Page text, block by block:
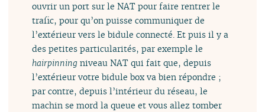
ouvrir un port sur le NAT pour faire rentrer le
trafic, pour qu’on puisse communiquer de
l’extérieur vers le bidule connecté. Et puis il y a
des petites particularités, par exemple le
hairpinning niveau NAT qui fait que, depuis
l’extérieur votre bidule box va bien répondre ;
par contre, depuis l’intérieur du réseau, le
machin se mord la queue et vous allez tomber